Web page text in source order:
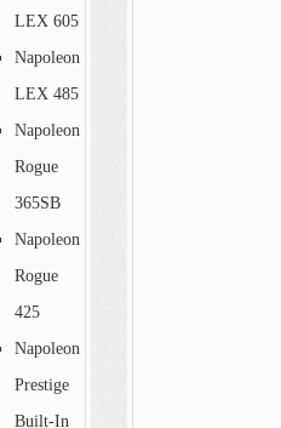
LEX 605
Napoleon
LEX 485
Napoleon
Rogue
365SB
Napoleon
Rogue
425
Napoleon
Prestige
Built-In